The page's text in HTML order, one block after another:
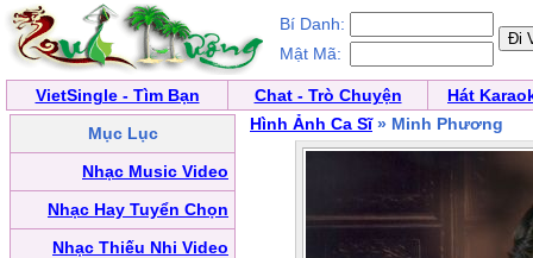
Bí Danh:
Mật Mã:
VietSingle - Tìm Bạn Chat - Trò Chuyện
Hát
Mục Lục
Nhạc Music Video
Nhạc Hay Tuyển Chọn
Nhạc Thiếu Nhi Video
Hình Ảnh Ca Sĩ» Minh Phương